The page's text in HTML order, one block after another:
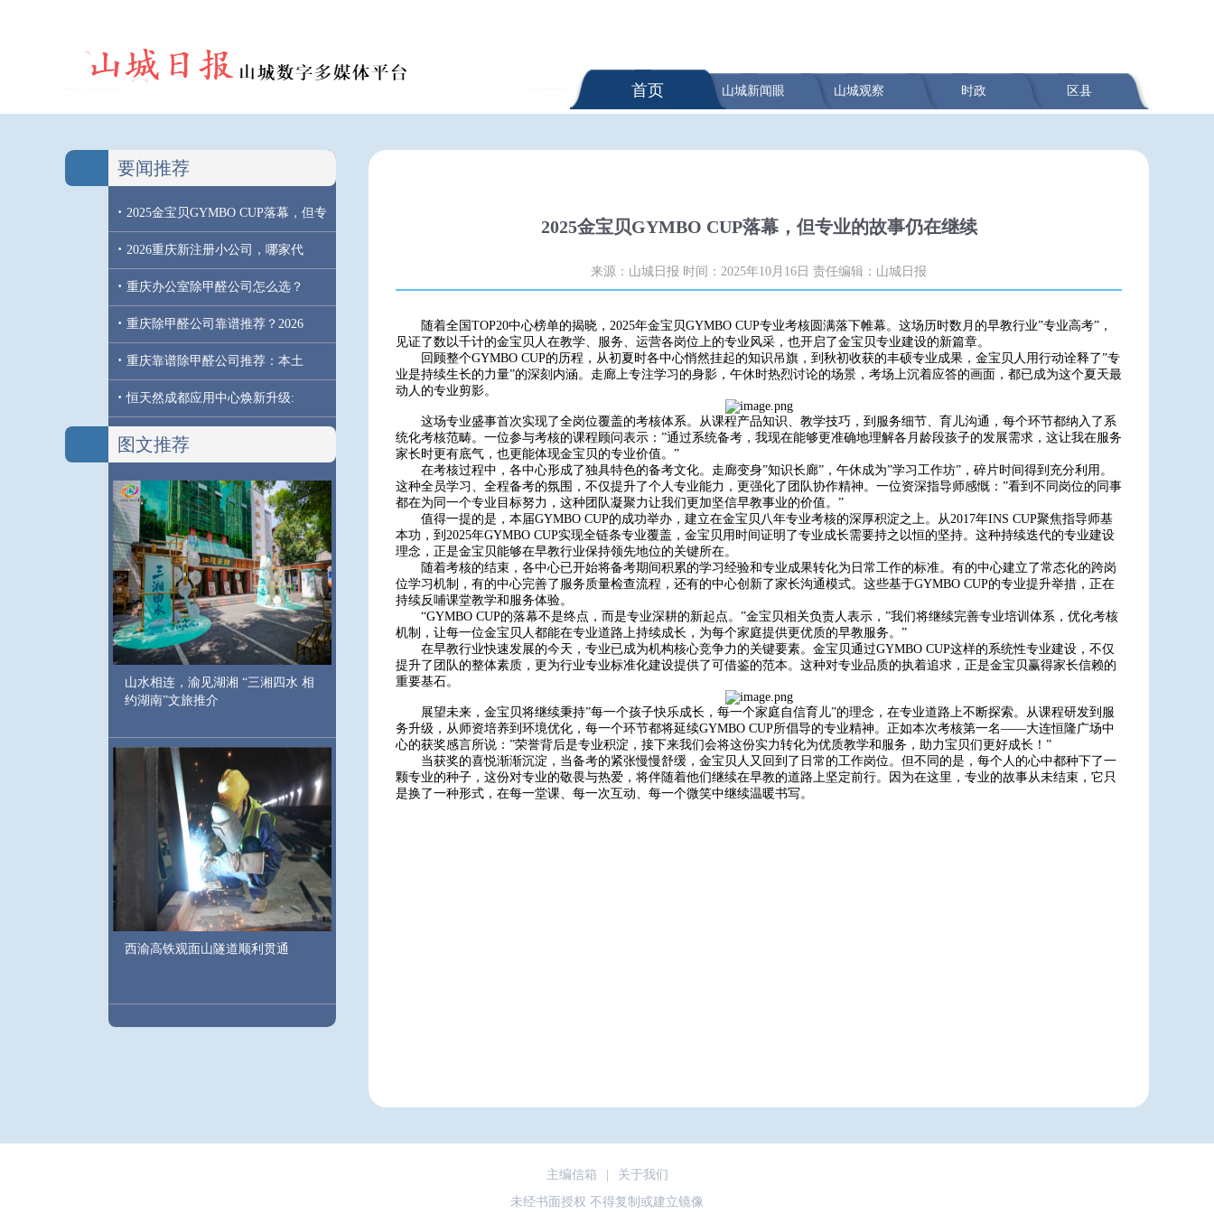
首页 山城新闻眼 山城观察 时政 区县
要闻推荐
· 2025金宝贝GYMBO CUP落幕，但专
· 2026重庆新注册小公司，哪家代
· 重庆办公室除甲醛公司怎么选？
· 重庆除甲醛公司靠谱推荐？2026
· 重庆靠谱除甲醛公司推荐：本土
· 恒天然成都应用中心焕新升级:
图文推荐
山水相连，渝见湖湘 “三湘四水 相
约湖南”文旅推介
西渝高铁观面山隧道顺利贯通
2025金宝贝GYMBO CUP落幕，但专业的故事仍在继续
来源：山城日报 时间：2025年10月16日 责任编辑：山城日报
随着全国TOP20中心榜单的揭晓，2025年金宝贝GYMBO CUP专业考核圆满落下帷幕。这场历时数月的早教行业”专业高考”，
见证了数以千计的金宝贝人在教学、服务、运营各岗位上的专业风采，也开启了金宝贝专业建设的新篇章。
回顾整个GYMBO CUP的历程，从初夏时各中心悄然挂起的知识吊旗，到秋初收获的丰硕专业成果，金宝贝人用行动诠释了”专
业是持续生长的力量”的深刻内涵。走廊上专注学习的身影，午休时热烈讨论的场景，考场上沉着应答的画面，都已成为这个夏天最
动人的专业剪影。
这场专业盛事首次实现了全岗位覆盖的考核体系。从课程产品知识、教学技巧，到服务细节、育儿沟通，每个环节都纳入了系
统化考核范畴。一位参与考核的课程顾问表示：”通过系统备考，我现在能够更准确地理解各月龄段孩子的发展需求，这让我在服务
家长时更有底气，也更能体现金宝贝的专业价值。”
在考核过程中，各中心形成了独具特色的备考文化。走廊变身”知识长廊”，午休成为”学习工作坊”，碎片时间得到充分利用。
这种全员学习、全程备考的氛围，不仅提升了个人专业能力，更强化了团队协作精神。一位资深指导师感慨：”看到不同岗位的同事
都在为同一个专业目标努力，这种团队凝聚力让我们更加坚信早教事业的价值。”
值得一提的是，本届GYMBO CUP的成功举办，建立在金宝贝八年专业考核的深厚积淀之上。从2017年INS CUP聚焦指导师基
本功，到2025年GYMBO CUP实现全链条专业覆盖，金宝贝用时间证明了专业成长需要持之以恒的坚持。这种持续迭代的专业建设
理念，正是金宝贝能够在早教行业保持领先地位的关键所在。
随着考核的结束，各中心已开始将备考期间积累的学习经验和专业成果转化为日常工作的标准。有的中心建立了常态化的跨岗
位学习机制，有的中心完善了服务质量检查流程，还有的中心创新了家长沟通模式。这些基于GYMBO CUP的专业提升举措，正在
持续反哺课堂教学和服务体验。
“GYMBO CUP的落幕不是终点，而是专业深耕的新起点。”金宝贝相关负责人表示，”我们将继续完善专业培训体系，优化考核
机制，让每一位金宝贝人都能在专业道路上持续成长，为每个家庭提供更优质的早教服务。”
在早教行业快速发展的今天，专业已成为机构核心竞争力的关键要素。金宝贝通过GYMBO CUP这样的系统性专业建设，不仅
提升了团队的整体素质，更为行业专业标准化建设提供了可借鉴的范本。这种对专业品质的执着追求，正是金宝贝赢得家长信赖的
重要基石。
展望未来，金宝贝将继续秉持”每一个孩子快乐成长，每一个家庭自信育儿”的理念，在专业道路上不断探索。从课程研发到服
务升级，从师资培养到环境优化，每一个环节都将延续GYMBO CUP所倡导的专业精神。正如本次考核第一名——大连恒隆广场中
心的获奖感言所说：”荣誉背后是专业积淀，接下来我们会将这份实力转化为优质教学和服务，助力宝贝们更好成长！”
当获奖的喜悦渐渐沉淀，当备考的紧张慢慢舒缓，金宝贝人又回到了日常的工作岗位。但不同的是，每个人的心中都种下了一
颗专业的种子，这份对专业的敬畏与热爱，将伴随着他们继续在早教的道路上坚定前行。因为在这里，专业的故事从未结束，它只
是换了一种形式，在每一堂课、每一次互动、每一个微笑中继续温暖书写。
主编信箱
关于我们
未经书面授权 不得复制或建立镜像